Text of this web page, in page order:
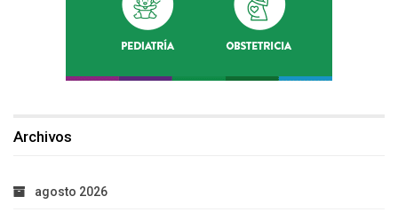
Archivos
agosto 2026